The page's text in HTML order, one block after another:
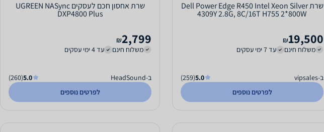
שרת Dell Power Edge R450 Intel Xeon Silver
4309Y 2.8G, 8C/16T H755 2*800W
19,500
₪
משלוח חינם
עד 7 ימי עסקים
ב-vipsales 5.0
(259)
לפרטים נוספים
שרת אחסון חכם לעסקים UGREEN NASync
DXP4800 Plus
2,799
₪
משלוח חינם
עד 4 ימי עסקים
ב-HeadSound 5.0
(260)
לפרטים נוספים